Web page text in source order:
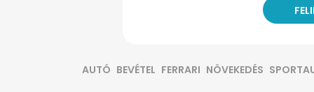
AUTÓ BEVÉTEL FERRARI NÖVEKEDÉS